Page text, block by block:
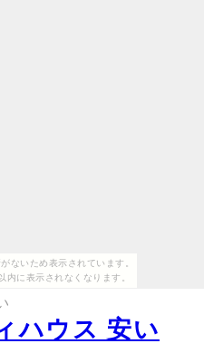
ないため表示されています。
に表示されなくなります。
ハウス 安い